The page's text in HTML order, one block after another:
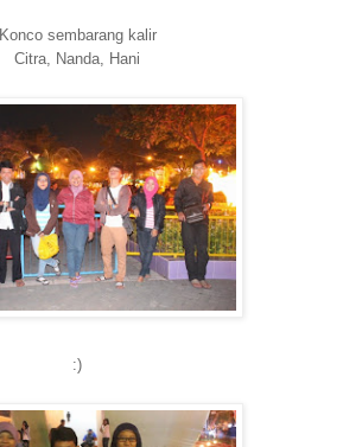
Konco sembarang kalir
Citra, Nanda, Hani
:)